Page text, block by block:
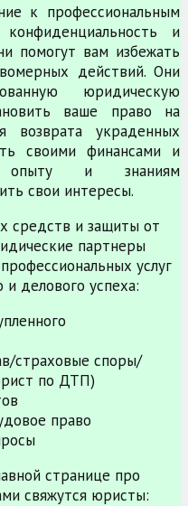
к профессиональным
и
помогут вам избежать
действий. Они
юридическую
ваше право на
возврата украденных
своими финансами и
опыту и знаниям
свои интересы.
средств и защиты от
партнеры
услуг
делового успеха:
страховые споры/
по ДТП)
право
странице про
свяжутся юристы: